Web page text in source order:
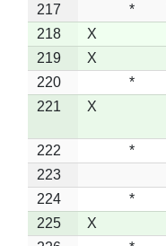
217
*
218
X
219
X
220
*
221
X
222 *
223
224
*
225
X